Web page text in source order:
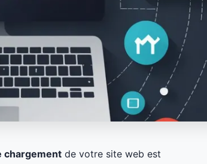
chargement de votre site web est